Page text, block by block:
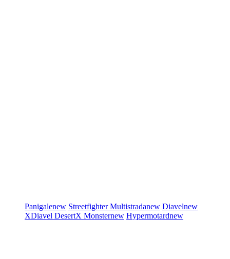
Panigalenew StreetfighterMultistradanew Diavelnew
XDiavel DesertX Monsternew Hypermotardnew